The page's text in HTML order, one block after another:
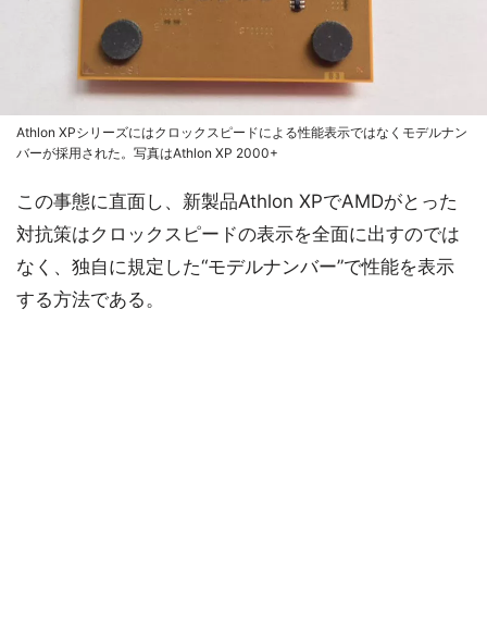
Athlon XPシリーズにはクロックスピードによる性能表示ではなくモデルナン
バーが採用された。写真はAthlon XP 2000+
この事態に直面し、新製品Athlon XPでAMDがとった
対抗策はクロックスピードの表示を全面に出すのでは
なく、独自に規定した“モデルナンバー”で性能を表示
する方法である。